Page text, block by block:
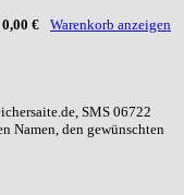
0,00 € Warenkorb anzeigen
SMS 06722
Namen, den gewünschten